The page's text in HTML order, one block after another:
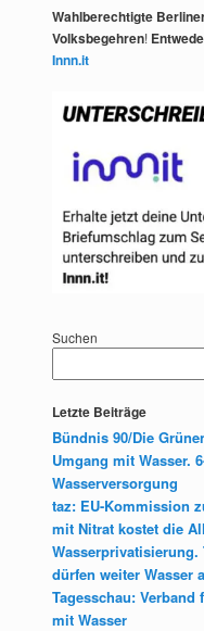
Wahlberechtigte
Volksbegehren!
Innn.it
Suchen
Letzte Beiträge
Bündnis 90/Die
Umgang mit Wasser.
Wasserversorgung
taz: EU-Kommission
mit Nitrat kostet die
Wasserprivatisierung.
dürfen weiter Wasser
Tagesschau:
mit Wasser